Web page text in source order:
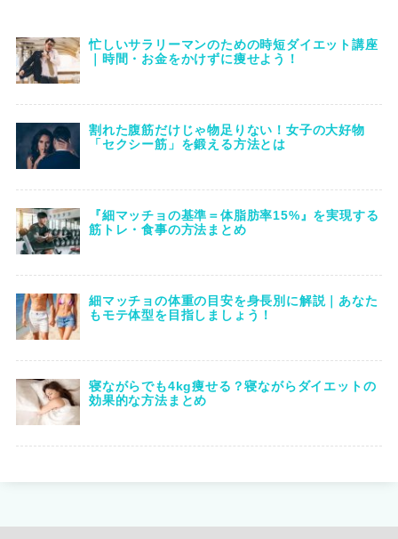
忙しいサラリーマンのための時短ダイエット講座
｜時間・お金をかけずに痩せよう！
割れた腹筋だけじゃ物足りない！女子の大好物
「セクシー筋」を鍛える方法とは
『細マッチョの基準＝体脂肪率15%』を実現する
筋トレ・食事の方法まとめ
細マッチョの体重の目安を身長別に解説｜あなた
もモテ体型を目指しましょう！
寝ながらでも4kg痩せる？寝ながらダイエットの
効果的な方法まとめ